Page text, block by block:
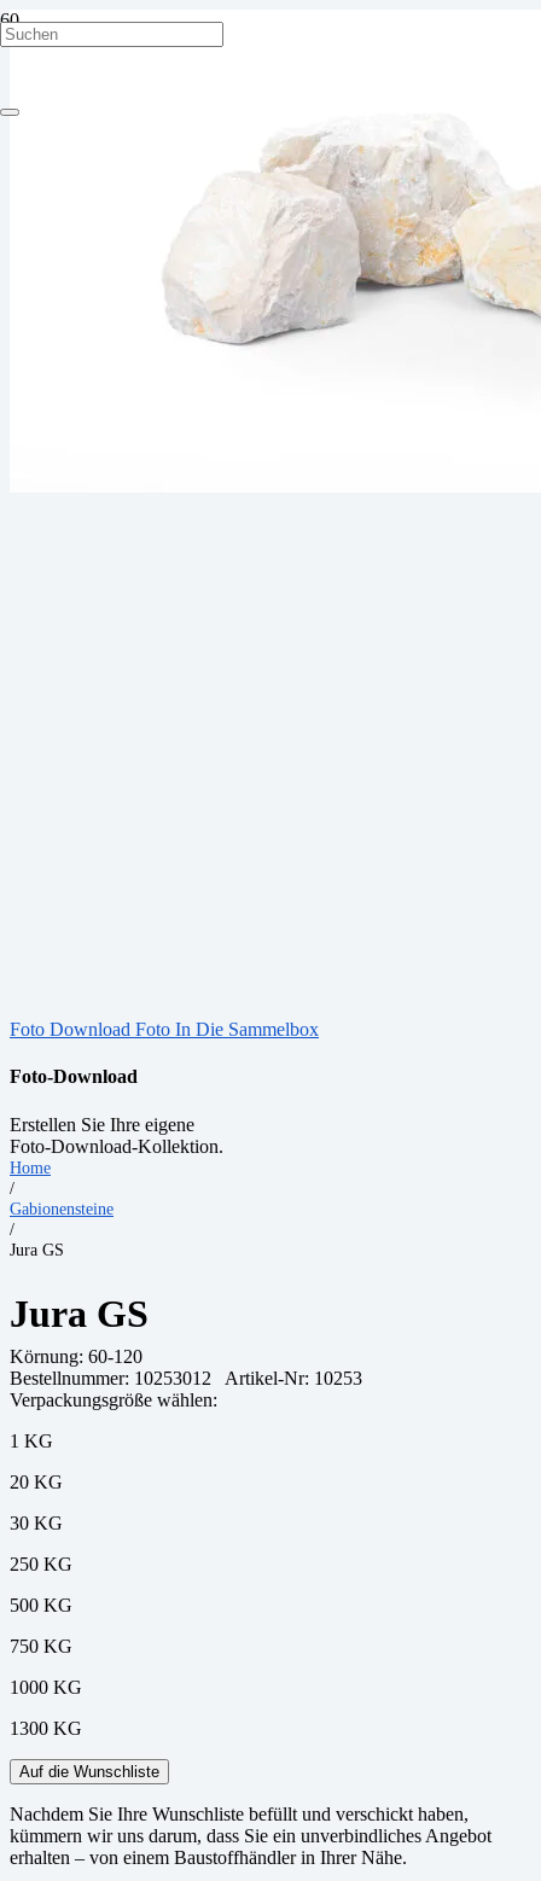
Foto Download Foto In Die Sammelbox
Foto-Download
Erstellen Sie Ihre eigene
Foto-Download-Kollektion.
Home
/
Gabionensteine
/
Jura GS
Jura GS
Körnung: 60-120
Bestellnummer: 10253012
Artikel-Nr: 10253
Verpackungsgröße wählen:
1 KG
20 KG
30 KG
250 KG
500 KG
750 KG
1000 KG
1300 KG
Auf die Wunschliste
Nachdem Sie Ihre Wunschliste befüllt und verschickt haben,
kümmern wir uns darum, dass Sie ein unverbindliches Angebot
erhalten – von einem Baustoffhändler in Ihrer Nähe.